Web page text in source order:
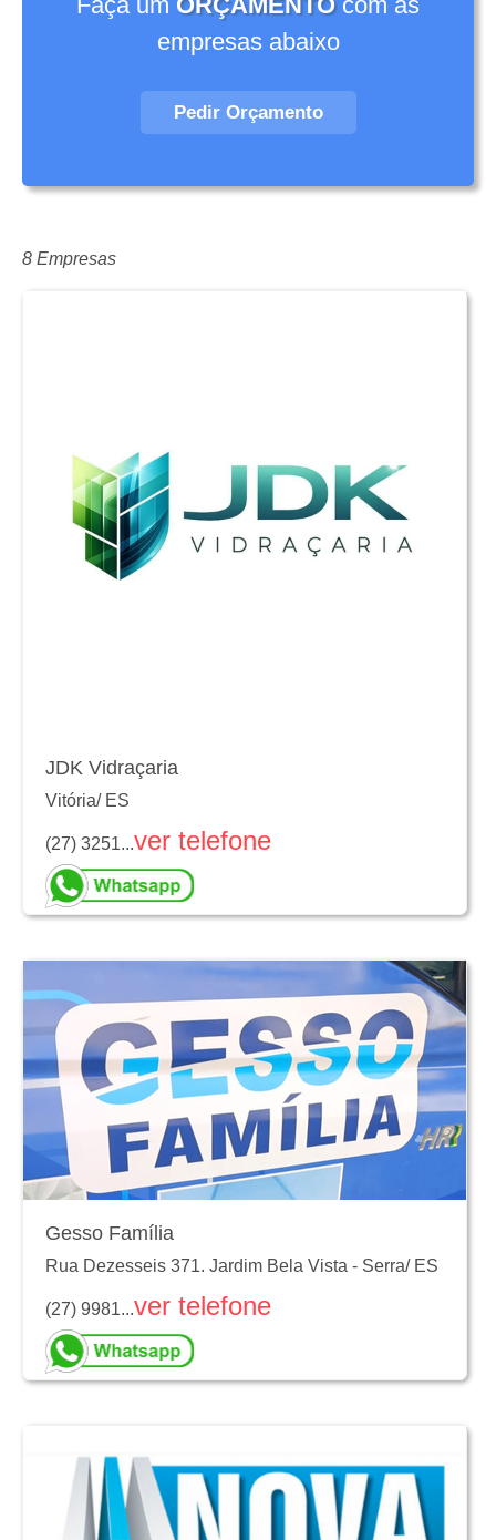
empresas abaixo
Pedir Orçamento
8 Empresas
JDK Vidraçaria
Vitória/ ES
(27) 3251...ver telefone
Gesso Família
Rua Dezesseis 371. Jardim Bela Vista - Serra/ ES
(27) 9981...ver telefone